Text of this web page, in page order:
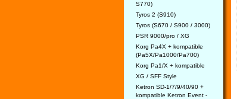
S770)
Tyros 2 (S910)
Tyros (S670 / S900 / 3000)
PSR 9000/pro / XG
Korg Pa4X + kompatible
(Pa5X/Pa1000/Pa700)
Korg Pa1/X + kompatible
XG / SFF Style
Ketron SD-1/7/9/40/90 +
kompatible Ketron Event -